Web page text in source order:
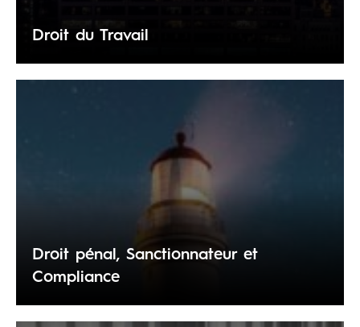
Droit du Travail
Droit pénal, Sanctionnateur et
Compliance